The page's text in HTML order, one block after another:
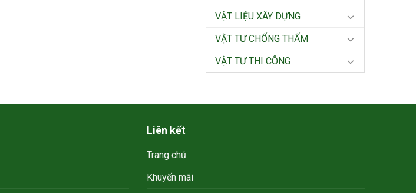
VẬT LIỆU XÂY DỰNG
VẬT TƯ CHỐNG THẤM
VẬT TƯ THI CÔNG
Liên kết
Trang chủ
Khuyến mãi